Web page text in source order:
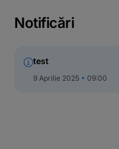
Notificări
test
9 Aprilie 2025 09:00